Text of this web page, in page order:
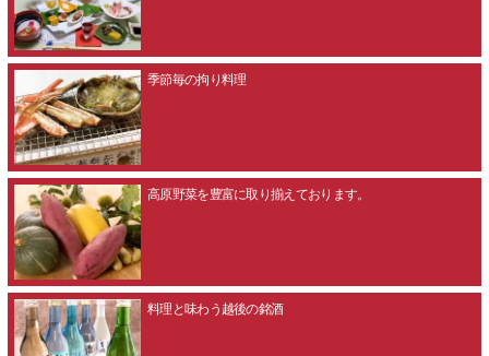
季節毎の拘り料理
高原野菜を豊富に取り揃えております。
料理と味わう越後の銘酒